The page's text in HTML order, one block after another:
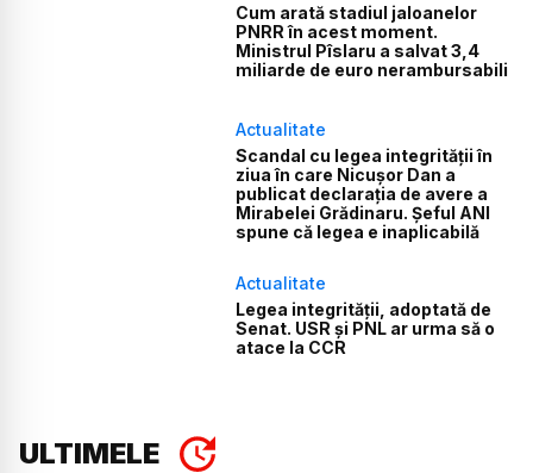
Cum arată stadiul jaloanelor
PNRR în acest moment.
Ministrul Pîslaru a salvat 3,4
miliarde de euro nerambursabili
Actualitate
Scandal cu legea integrității în
ziua în care Nicușor Dan a
publicat declarația de avere a
Mirabelei Grădinaru. Șeful ANI
spune că legea e inaplicabilă
Actualitate
Legea integrității, adoptată de
Senat. USR și PNL ar urma să o
atace la CCR
ULTIMELE